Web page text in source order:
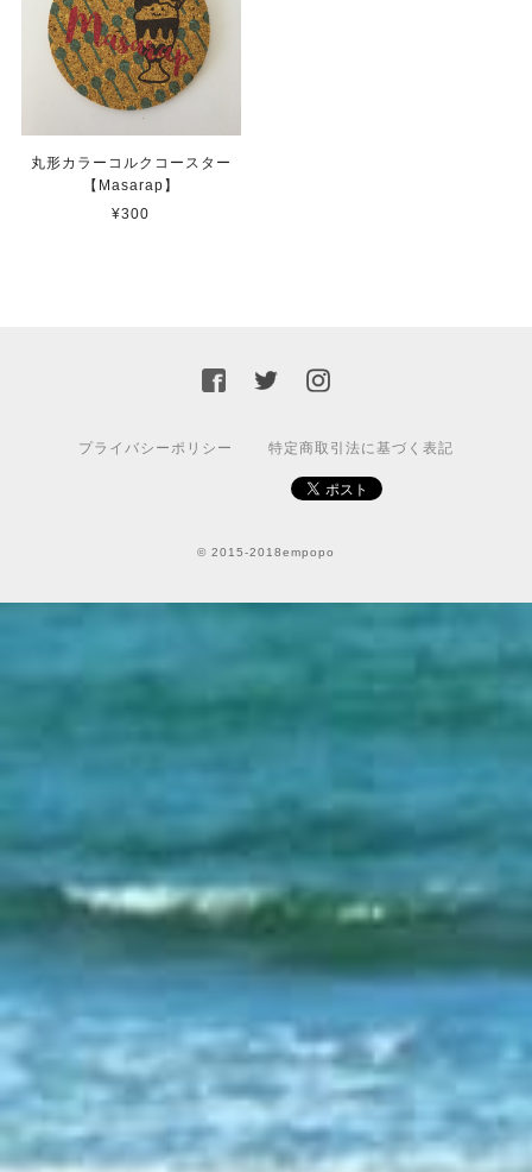
丸形カラーコルクコースター
【Masarap】
¥300
プライバシーポリシー 特定商取引法に基づく表記
© 2015-2018empopo